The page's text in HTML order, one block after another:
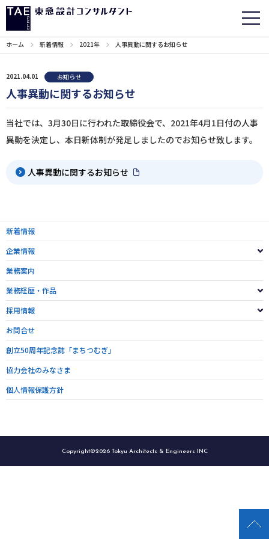
ホーム 新着情報 2021年 人事異動に関するお知らせ
2021.04.01 お知らせ
人事異動に関するお知らせ
当社では、3月30日に行われた取締役会で、2021年4月1日付の人事
異動を決定し、本日新体制が発足しましたのでお知らせ致します。
人事異動に関するお知らせ
新着情報
企業情報
業務案内
業務経歴・作品
採用情報
お問合せ
創立50周年記念誌「まちつむぎ」
協力会社のみなさま
個人情報保護方針
Copyright©2026 Tokyu Architects & Engineers INC